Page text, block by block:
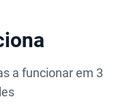
a funcionar em 3